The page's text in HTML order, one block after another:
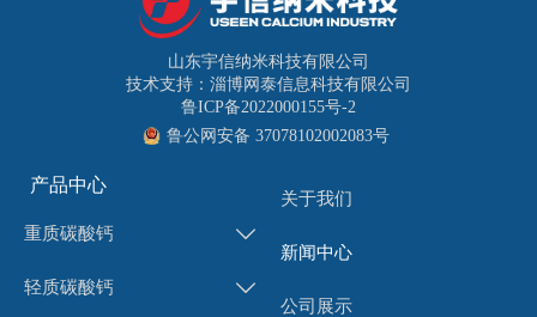
山东宇信纳米科技有限公司
技术支持：淄博网泰信息科技有限公司
鲁ICP备2022000155号-2
鲁公网安备 37078102002083号
产品中心
重质碳酸钙 
轻质碳酸钙 
关于我们
新闻中心
公司展示